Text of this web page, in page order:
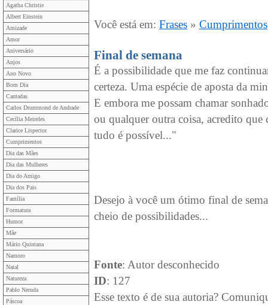
Agatha Christie
Albert Einstein
Amizade
Amor
Aniversário
Anjos
Ano Novo
Bom Dia
Cantadas
Carlos Drummond de Andrade
Cecília Meireles
Clarice Lispector
Cumprimentos
Dia das Mães
Dia das Mulheres
Dia do Amigo
Dia dos Pais
Família
Formatura
Humor
Mãe
Mário Quintana
Namoro
Natal
Natureza
Pablo Neruda
Páscoa
Você está em: Frases » Cumprimentos
Final de semana
É a possibilidade que me faz
certeza. Uma espécie de aposta da
E embora me possam chamar
ou qualquer outra coisa, acredito que
tudo é possível..."
Desejo à você um ótimo final de
cheio de possibilidades...
Fonte: Autor desconhecido
ID: 127
Esse texto é de sua autoria?